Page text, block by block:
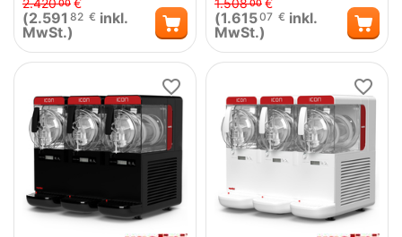
2.42000 €
(2.591 82 € inkl.
MwSt.)
1.50800 €
(1.61507 € inkl.
MwSt.)